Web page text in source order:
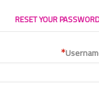
RESET YOUR